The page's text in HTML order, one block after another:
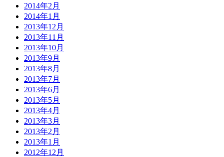
2014年2月
2014年1月
2013年12月
2013年11月
2013年10月
2013年9月
2013年8月
2013年7月
2013年6月
2013年5月
2013年4月
2013年3月
2013年2月
2013年1月
2012年12月